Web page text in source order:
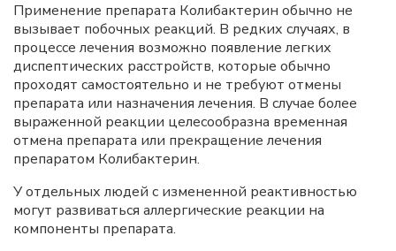
Применение препарата Колибактерин обычно не
вызывает побочных реакций. В редких случаях, в
процессе лечения возможно появление легких
диспептических расстройств, которые обычно
проходят самостоятельно и не требуют отмены
препарата или назначения лечения. В случае более
выраженной реакции целесообразна временная
отмена препарата или прекращение лечения
препаратом Колибактерин.
У отдельных людей с измененной реактивностью
могут развиваться аллергические реакции на
компоненты препарата.